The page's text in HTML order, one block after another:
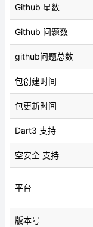
Github 星数
Github 问题数
github问题总数
包创建时间
包更新时间
Dart3 支持
空安全 支持
平台
版本号